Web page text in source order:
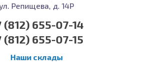
Репищева, д. 14Р
(812) 655-07-14
(812) 655-07-15
Наши склады